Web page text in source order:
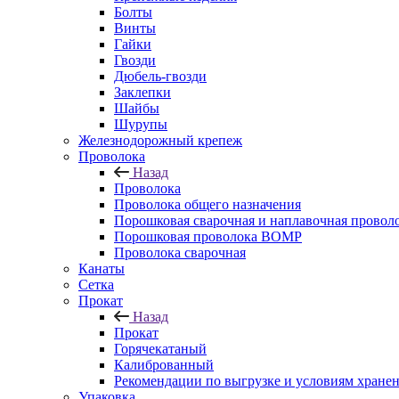
Болты
Винты
Гайки
Гвозди
Дюбель-гвозди
Заклепки
Шайбы
Шурупы
Железнодорожный крепеж
Проволока
Назад
Проволока
Проволока общего назначения
Порошковая сварочная и наплавочная
Порошковая проволока ВОМР
Проволока сварочная
Канаты
Сетка
Прокат
Назад
Прокат
Горячекатаный
Калиброванный
Рекомендации по выгрузке и условиям